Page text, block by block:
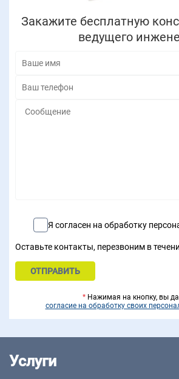
Закажите бесплатную
ведущего
Я согласен на обработку
Оставьте контакты, перезвоним в
*Нажимая на кнопку, вы
согласие на обработку своих
Услуги